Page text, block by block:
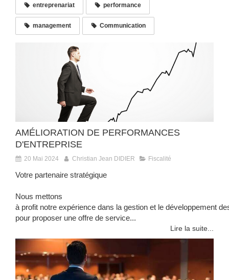
entreprenariat performance
management Communication
AMÉLIORATION DE PERFORMANCES
D'ENTREPRISE
20 Mai 2024 Christian Jean DIDIER Fiscalité
Votre partenaire stratégique
Nous mettons
à profit notre expérience dans la gestion et le développement
pour proposer une offre de service...
Lire la suite...